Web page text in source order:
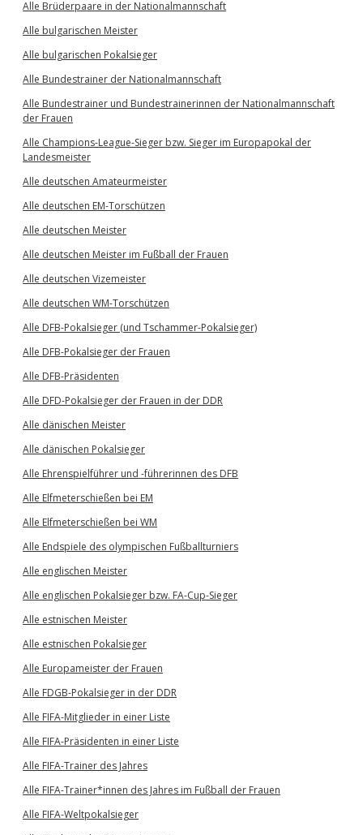
Alle Brüderpaare in der Nationalmannschaft
Alle bulgarischen Meister
Alle bulgarischen Pokalsieger
Alle Bundestrainer der Nationalmannschaft
Alle Bundestrainer und Bundestrainerinnen der Nationalmannschaft
der Frauen
Alle Champions-League-Sieger bzw. Sieger im Europapokal der
Landesmeister
Alle deutschen Amateurmeister
Alle deutschen EM-Torschützen
Alle deutschen Meister
Alle deutschen Meister im Fußball der Frauen
Alle deutschen Vizemeister
Alle deutschen WM-Torschützen
Alle DFB-Pokalsieger (und Tschammer-Pokalsieger)
Alle DFB-Pokalsieger der Frauen
Alle DFB-Präsidenten
Alle DFD-Pokalsieger der Frauen in der DDR
Alle dänischen Meister
Alle dänischen Pokalsieger
Alle Ehrenspielführer und -führerinnen des DFB
Alle Elfmeterschießen bei EM
Alle Elfmeterschießen bei WM
Alle Endspiele des olympischen Fußballturniers
Alle englischen Meister
Alle englischen Pokalsieger bzw. FA-Cup-Sieger
Alle estnischen Meister
Alle estnischen Pokalsieger
Alle Europameister der Frauen
Alle FDGB-Pokalsieger in der DDR
Alle FIFA-Mitglieder in einer Liste
Alle FIFA-Präsidenten in einer Liste
Alle FIFA-Trainer des Jahres
Alle FIFA-Trainer*innen des Jahres im Fußball der Frauen
Alle FIFA-Weltpokalsieger